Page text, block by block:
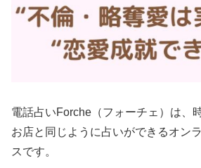
電話占いForche（フォーチェ）は、
お店と同じように占いができるオン
スです。